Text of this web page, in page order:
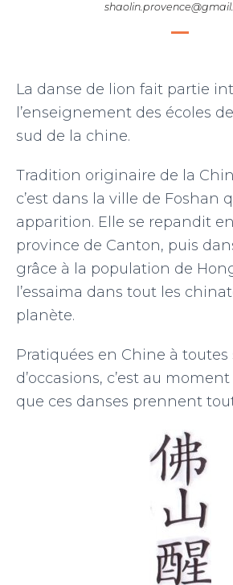
La danse de lion fait partie
l’enseignement des écoles
sud de la chine.
Tradition originaire de la
c’est dans la ville de Foshan
apparition. Elle se repandit
province de Canton, puis
grâce à la population de
l’essaima dans tout les
planète.
Pratiquées en Chine à toutes
d’occasions, c’est au
que ces danses prennent